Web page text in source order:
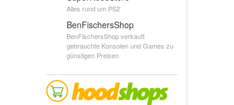
Alles rund um PS2
BenFischersShop
BenFischersShop verkauft
gebrauchte Konsolen und Games zu
günstigen Preisen